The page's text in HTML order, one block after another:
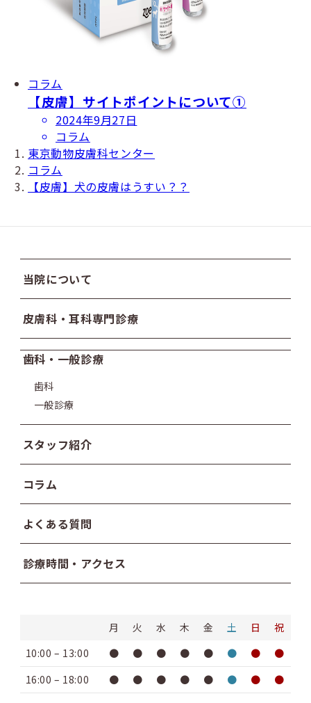
コラム
【皮膚】サイトポイントについて①
投
稿
日
2024年9月27日
コラム
東京動物皮膚科センター
コラム
【皮膚】犬の皮膚はうすい？？
月 火 水 木 金 土 日
祝
10:00 – 13:00
● ● ● ● ● ● ●
●
16:00 – 18:00
● ● ● ● ● ● ● ●
当院について
皮膚科・耳科専門診療
歯科・一般診療
歯科
一般診療
スタッフ紹介
コラム
よくある質問
診療時間・アクセス